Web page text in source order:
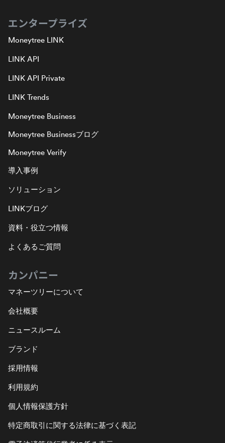
エンタープライズ
Moneytree LINK
LINK API
LINK API Private
LINK Trends
Moneytree Business
Moneytree Businessブログ
Moneytree Verify
導入事例
ソリューション
LINKブログ
資料・役立つ情報
よくあるご質問
カンパニー
マネーツリーについて
会社概要
ニュースルーム
ブランド
採用情報
利用規約
個人情報保護方針
特定商取引に関する法律に基づく表記